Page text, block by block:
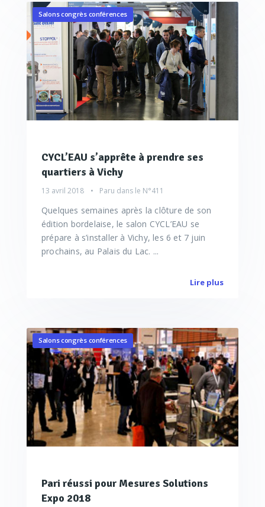
Salons congrès conférences
CYCL’EAU s’apprête à prendre ses
quartiers à Vichy
13 avril 2018 Paru dans le N°411
Quelques semaines après la clôture de son
édition bordelaise, le salon CYCL’EAU se
prépare à s’installer à Vichy, les 6 et 7 juin
prochains, au Palais du Lac. ...
Lire plus
Salons congrès conférences
Pari réussi pour Mesures Solutions
Expo 2018